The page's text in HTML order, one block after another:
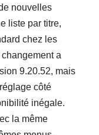
nouvelles
liste par titre,
chez les
a
9.20.52, mais
côté
inégale.
la même